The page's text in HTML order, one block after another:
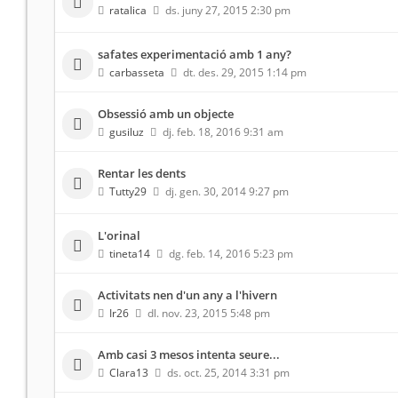
ratalica ds. juny 27, 2015 2:30 pm
safates experimentació amb 1 any?
carbasseta dt. des. 29, 2015 1:14 pm
Obsessió amb un objecte
gusiluz dj. feb. 18, 2016 9:31 am
Rentar les dents
Tutty29 dj. gen. 30, 2014 9:27 pm
L'orinal
tineta14 dg. feb. 14, 2016 5:23 pm
Activitats nen d'un any a l'hivern
Ir26 dl. nov. 23, 2015 5:48 pm
Amb casi 3 mesos intenta seure...
Clara13 ds. oct. 25, 2014 3:31 pm